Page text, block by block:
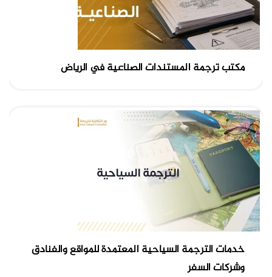
مكتب ترجمة المستندات الصناعية في الرياض
خدمات الترجمة السياحية المعتمدة للمواقع والفنادق
وشركات السفر